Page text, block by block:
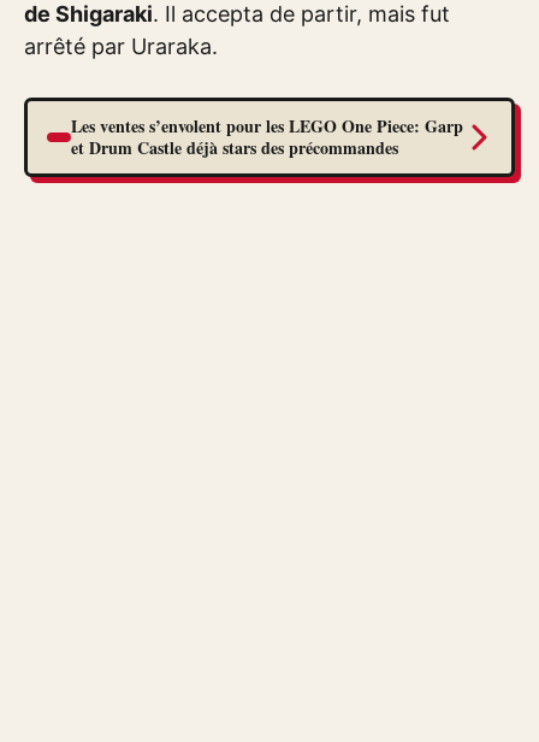
de Shigaraki. Il accepta de partir, mais fut
arrêté par Uraraka.
Les ventes s’envolent pour les LEGO One Piece: Garp
et Drum Castle déjà stars des précommandes